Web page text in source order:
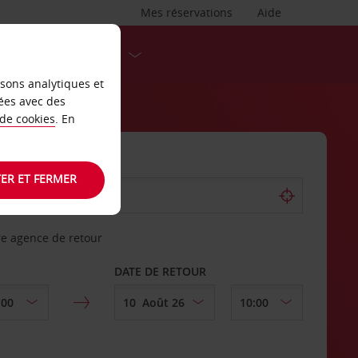
Aide
Mes réservations
agence de retour
DATE DE RETOUR
analytiques et
avec des
cookies. En
ET FERMER